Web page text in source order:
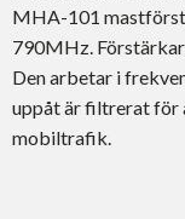
MHA-101
790MHz.
Den arbetar i
uppåt är filtrerat för
mobiltrafik.